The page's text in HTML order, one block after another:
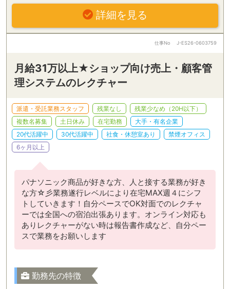
詳細を見る
仕事No J-ES26-0603759
月給31万以上★ショップ向け売上・顧客管
理システムのレクチャー
派遣・受託業務スタッフ 残業なし
残業少なめ（20H以下）
複数名募集
土日休み 在宅勤務
大手・有名企業
20代活躍中
30代活躍中 社食・休憩室あり
禁煙オフィス
6ヶ月以上
パナソニック商品が好きな方、人と接する業務が好き
な方☆彡業務遂行レベルにより在宅MAX週４にシフ
トしていきます！自分ペースでOK対面でのレクチャ
ーでは全国への宿泊出張あります。オンライン対応も
ありレクチャーがない時は報告書作成など、自分ペー
スで業務をお願いします
勤務先の特徴